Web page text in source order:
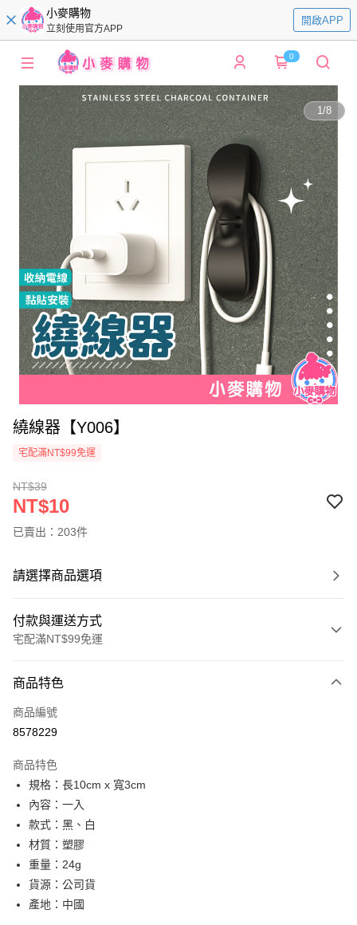
小麥購物
立刻使用官方APP
開啟APP
0
1/8
繞線器【Y006】
宅配滿NT$99免運
NT$39
NT$10
已賣出：203件
請選擇商品選項
付款與運送方式
宅配滿NT$99免運
信用卡一次付款
信用卡分期付款
合作金庫商業銀行
華南商業銀行
上海商業儲蓄銀行
國泰世華商業銀行
臺灣中小企業銀行
匯豐（台灣）商業銀行
聯邦商業銀行
元大商業銀行
玉山商業銀行
超商取貨付款
LINE Pay
Apple Pay
街口支付
商品特色
商品編號
8578229
商品特色
規格：長10cm x 寬3cm
內容：一入
款式：黑、白
材質：塑膠
重量：24g
貨源：公司貨
產地：中國